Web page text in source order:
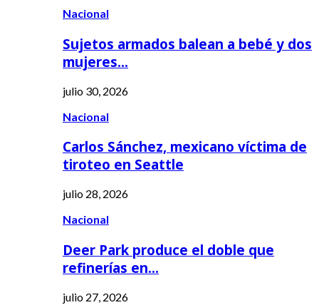
Nacional
Sujetos armados balean a bebé y dos
mujeres…
julio 30, 2026
Nacional
Carlos Sánchez, mexicano víctima de
tiroteo en Seattle
julio 28, 2026
Nacional
Deer Park produce el doble que
refinerías en…
julio 27, 2026